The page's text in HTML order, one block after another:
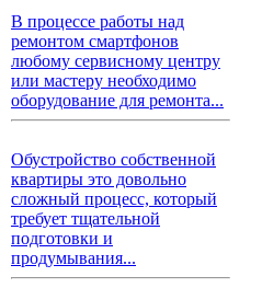
В процессе работы над
ремонтом смартфонов
любому сервисному центру
или мастеру необходимо
оборудование для ремонта...
Обустройство собственной
квартиры это довольно
сложный процесс, который
требует тщательной
подготовки и
продумывания...